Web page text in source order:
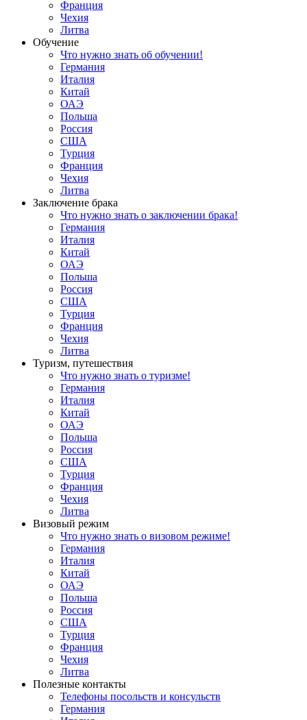
Франция
Чехия
Литва
Обучение
Что нужно знать об обучении!
Германия
Италия
Китай
ОАЭ
Польша
Россия
США
Турция
Франция
Чехия
Литва
Заключение брака
Что нужно знать о заключении брака!
Германия
Италия
Китай
ОАЭ
Польша
Россия
США
Турция
Франция
Чехия
Литва
Туризм, путешествия
Что нужно знать о туризме!
Германия
Италия
Китай
ОАЭ
Польша
Россия
США
Турция
Франция
Чехия
Литва
Визовый режим
Что нужно знать о визовом режиме!
Германия
Италия
Китай
ОАЭ
Польша
Россия
США
Турция
Франция
Чехия
Литва
Полезные контакты
Телефоны посольств и консульств
Германия